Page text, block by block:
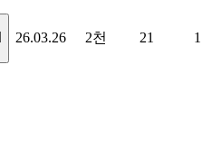
26.03.26 2천 21 1